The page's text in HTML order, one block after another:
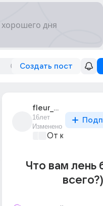
Создать пост
fleur_dorange_2
16лет
Изменено
От колыбели
Что вам лень
всего?)